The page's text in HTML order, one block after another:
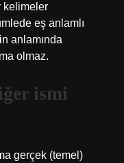
kelimeler
eş anlamlı
anlamında
olmaz.
ismi
gerçek (temel)